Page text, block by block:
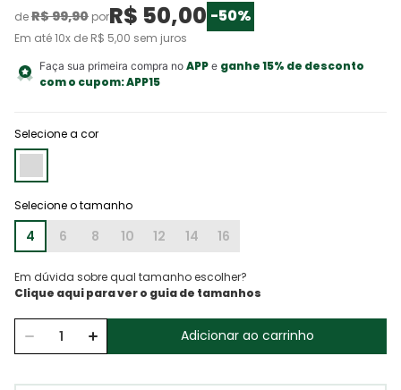
deR$99,90 porR$ 50,00 -50%
Em até10x de R$ 5,00 sem juros
Faça sua primeira compra no APPe ganhe 15% de desconto
com o cupom:APP15
Selecione a cor
4 6 8 10 12 14 16
Em dúvida sobre qual tamanho escolher?
Adicionar ao carrinho